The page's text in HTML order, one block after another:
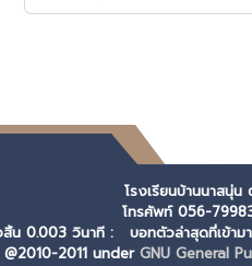
โรงเรียนบ้านนาสนุ่
โทรศัพท์ 056-
สิ้น 0.003 วินาที : บอทตัวล่าสุดที่เข้าม
@2010-2011 under GNU General